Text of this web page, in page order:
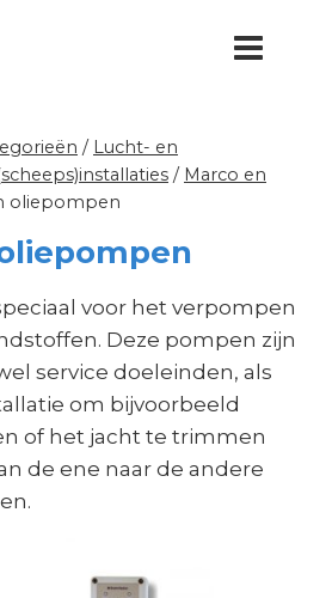
/ Lucht- en
/ Marco en
oliepompen
voor het verpompen
Deze pompen zijn
service doeleinden, als
om bijvoorbeeld
of het jacht te trimmen
de ene naar de andere